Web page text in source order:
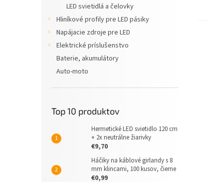
LED svietidlá a čelovky
Hliníkové profily pre LED pásiky
Napájacie zdroje pre LED
Elektrické príslušenstvo
Baterie, akumulátory
Auto-moto
Top 10 produktov
Hermetické LED svietidlo 120 cm
+ 2x neutrálne žiarivky
€9,70
Háčiky na káblové girlandy s 8
mm klincami, 100 kusov, čierne
€0,99